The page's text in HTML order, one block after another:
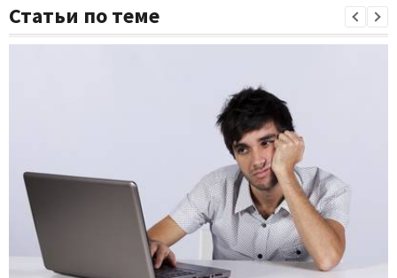
Статьи по теме